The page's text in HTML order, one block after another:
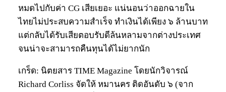
หมดไปกับค่า CG เสียเยอะ แน่นอนว่าออกฉายใน
ไทยไม่ประสบความสำเร็จ ทำเงินได้เพียง ๖ ล้านบาท
แต่กลับได้รับเสียตอบรับดีล้นหลามจากต่างประเทศ
จนน่าจะสามารถคืนทุนได้ไม่ยากนัก
เกร็ด: นิตยสาร TIME Magazine โดยนักวิจารณ์
Richard Corliss จัดให้ หมานคร ติดอันดับ ๖ (จาก